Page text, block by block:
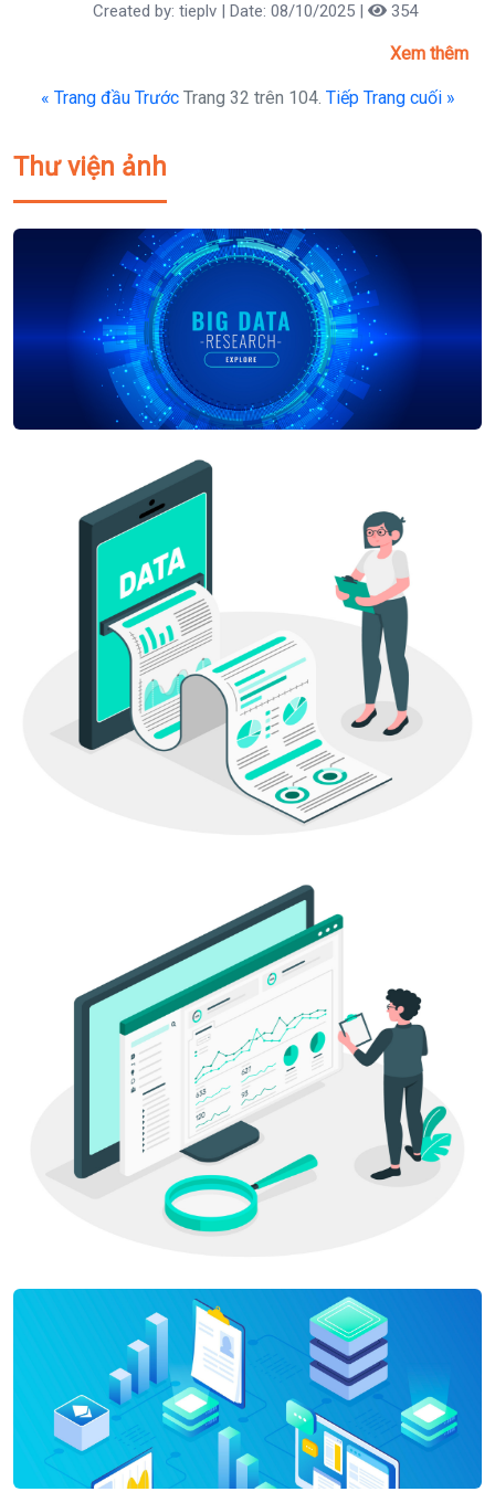
Created by: tieplv | Date: 08/10/2025 | 354
Xem thêm
« Trang đầu Trước Trang 32 trên 104. Tiếp Trang cuối »
Thư viện ảnh